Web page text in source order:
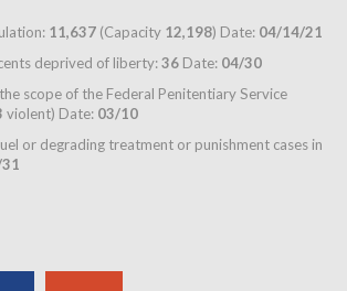
11,637 (Capacity 12,198) Date: 04/14/21
deprived of liberty:36 Date: 04/30
scope of the Federal Penitentiary Service
violent) Date: 03/10
or degrading treatment or punishment cases in